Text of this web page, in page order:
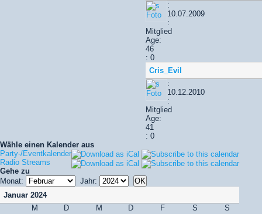
:
10.07.2009
:
Mitglied
Age:
46
: 0
Cris_Evil
:
10.12.2010
:
Mitglied
Age:
41
: 0
Wähle einen Kalender aus
Party-/Eventkalender
Radio Streams
Gehe zu
Monat:
Jahr:
Januar 2024
M
D M D F S S